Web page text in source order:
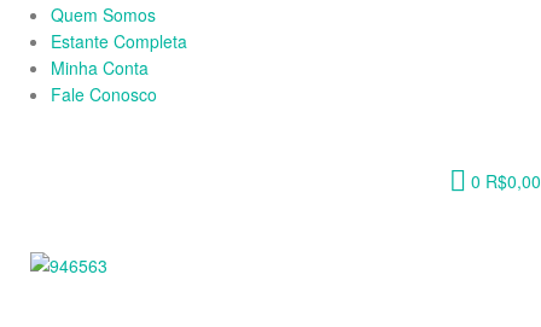
Quem Somos
Estante Completa
Minha Conta
Fale Conosco
0 R$0,00